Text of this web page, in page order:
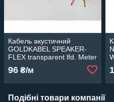
Кабель акустичний
GOLDKABEL SPEAKER-
FLEX transparent lfd. Meter
96 ₴/м
Подібні товари компанії